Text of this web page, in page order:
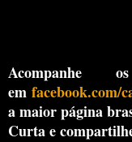
Acompanhe
em facebook.com/
a maior página
Curta e